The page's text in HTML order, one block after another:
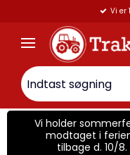
Vi er
Vi holder
modtaget i
tilbage d. 10/